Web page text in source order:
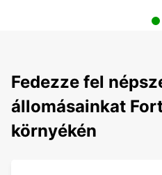
Fedezze fel
állomásainkat
környékén